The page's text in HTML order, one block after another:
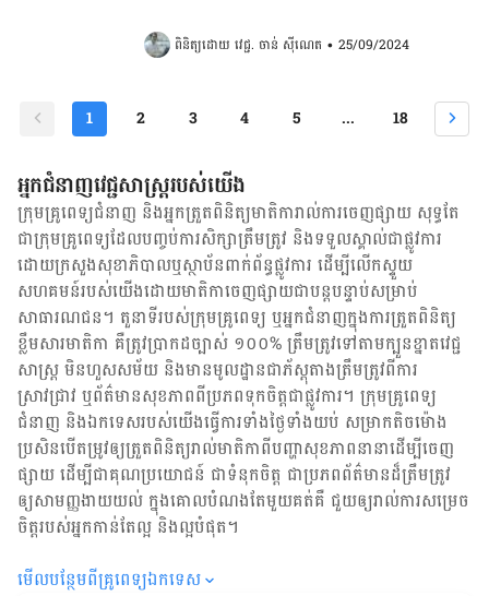
ពិនិត្យដោយ វេជ្ជ. ចាន់ ស៊ីណេត • 25/09/2024
1 2 3 4 5 ... 18
អ្នកជំនាញវេជ្ជសាស្ត្ររបស់យើង
ក្រុមគ្រូពេទ្យជំនាញ និង​អ្នក​ត្រួតពិនិត្យ​មាតិការាល់ការចេញផ្សាយ សុទ្ធតែ
ជា​ក្រុម​គ្រូពេទ្យ​ដែល​បញ្ចប់ការសិក្សាត្រឹមត្រូវ និង​ទទួល​ស្គាល់​ជាផ្លូវការ​
ដោយ​ក្រសួងសុខាភិបាលឬស្ថាប័ន​ពាក់ព័ន្ធ​ផ្លូវការ ដើម្បីលើកស្ទួយ​
សហគមន៍​របស់យើង​ដោយ​មាតិកា​ចេញផ្សាយជាបន្តបន្ទាប់សម្រាប់
សាធារណជន។ តួនាទីរបស់​ក្រុមគ្រូពេទ្យ ឬ​អ្នក​ជំនាញ​ក្នុងការ​ត្រួតពិនិត្យ​
ខ្លឹមសារ​មាតិកា គឺ​ត្រូវ​ប្រាកដ​ច្បាស់ ១០០% ត្រឹមត្រូវ​ទៅតាម​ក្បួនខ្នាតវេជ្ជ
សាស្ត្រ មិនហួសសម័យ និង​មានមូលដ្ឋាន​ជា​ភ័ស្តុតាង​ត្រឹមត្រូវ​ពី​ការ​
ស្រាវជ្រាវ ឬ​ព័ត៌មាន​សុខភាព​ពី​ប្រភព​ទុកចិត្ត​ជាផ្លូវការ។ ក្រុមគ្រូពេទ្យ
ជំនាញ និង​ឯកទេស​របស់យើង​ធ្វើការ​ទាំង​ថ្ងៃទាំងយប់ សម្រាក​តិចម៉ោង
ប្រសិន​បើ​តម្រូវ​ឲ្យ​ត្រួតពិនិត្យ​រាល់​មាតិកា​ពី​បញ្ហា​សុខភាព​នានា​ដើម្បី​ចេញ​
ផ្សាយ ដើម្បី​ជា​គុណប្រយោជន៍ ជា​ទំនុកចិត្ត ជា​ប្រភព​ព័ត៌មាន​ដ៏​ត្រឹមត្រូវ
ឲ្យសាមញ្ញ​ងាយយល់ ក្នុងគោលបំណង​តែមួយ​គត់​គឺ ជួយ​ឲ្យ​រាល់ការសម្រេច
ចិត្ត​របស់​អ្នក​កាន់តែ​ល្អ និង​ល្អ​បំផុត។
មើល​បន្ថែម​ពី​គ្រូពេទ្យ​ឯកទេស